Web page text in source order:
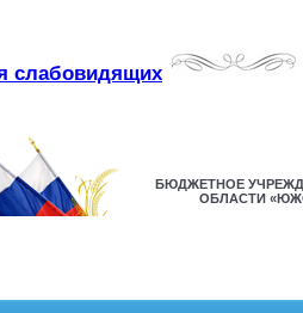
слабовидящих
БЮДЖЕТНОЕ
ОБЛАСТИ